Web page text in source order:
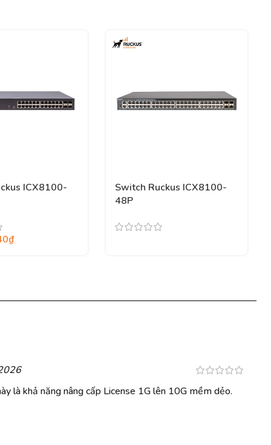
ICX8100-
₫
Switch Ruckus ICX8100-
48P
là khả năng nâng cấp License 1G lên 10G mềm dẻo.